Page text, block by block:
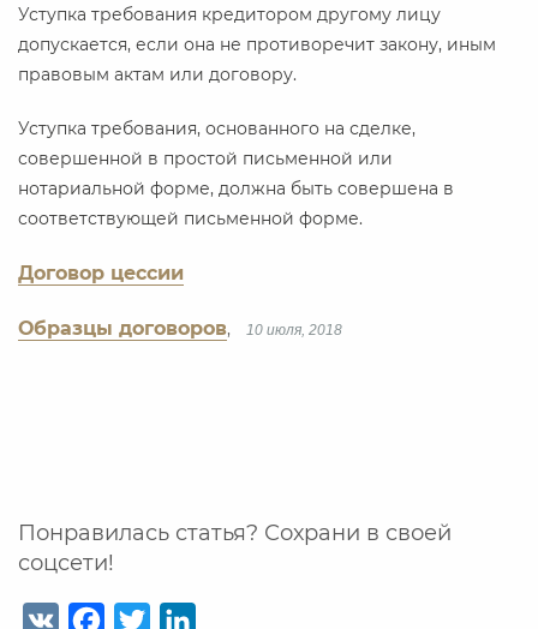
Уступка требования кредитором другому лицу
допускается, если она не противоречит закону, иным
правовым актам или договору.
Уступка требования, основанного на сделке,
совершенной в простой письменной или
нотариальной форме, должна быть совершена в
соответствующей письменной форме.
Договор цессии
Образцы договоров, 10 июля, 2018
Понравилась статья? Сохрани в своей
соцсети!